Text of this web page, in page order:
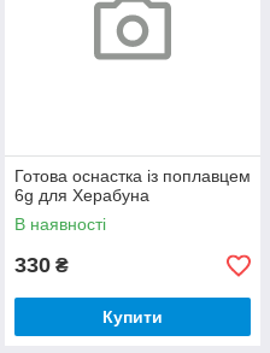
Готова оснастка із поплавцем
6g для Херабуна
В наявності
330 ₴
Купити